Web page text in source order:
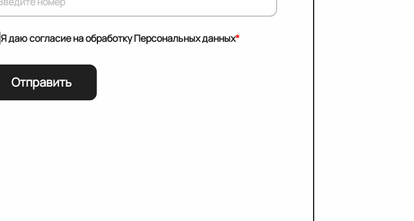
Я даю согласие на обработку Персональных данных*
Отправить